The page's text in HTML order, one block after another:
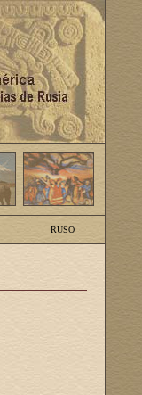
RUSO